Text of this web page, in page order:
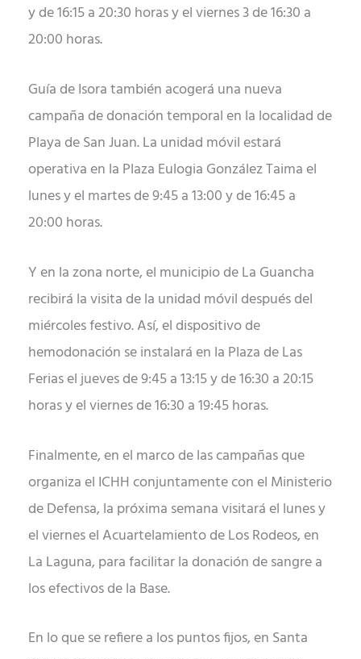
y de 16:15 a 20:30 horas y el viernes 3 de 16:30 a
20:00 horas.
Guía de Isora también acogerá una nueva
campaña de donación temporal en la localidad de
Playa de San Juan. La unidad móvil estará
operativa en la Plaza Eulogia González Taima el
lunes y el martes de 9:45 a 13:00 y de 16:45 a
20:00 horas.
Y en la zona norte, el municipio de La Guancha
recibirá la visita de la unidad móvil después del
miércoles festivo. Así, el dispositivo de
hemodonación se instalará en la Plaza de Las
Ferias el jueves de 9:45 a 13:15 y de 16:30 a 20:15
horas y el viernes de 16:30 a 19:45 horas.
Finalmente, en el marco de las campañas que
organiza el ICHH conjuntamente con el Ministerio
de Defensa, la próxima semana visitará el lunes y
el viernes el Acuartelamiento de Los Rodeos, en
La Laguna, para facilitar la donación de sangre a
los efectivos de la Base.
En lo que se refiere a los puntos fijos, en Santa